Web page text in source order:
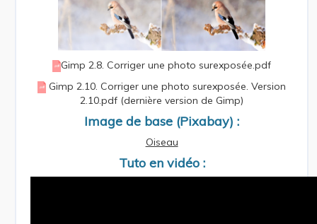
Gimp 2.8. Corriger une photo surexposée.pdf
Gimp 2.10. Corriger une photo surexposée. Version
2.10.pdf (dernière version de Gimp)
Image de base (Pixabay) :
Oiseau
Tuto en vidéo :